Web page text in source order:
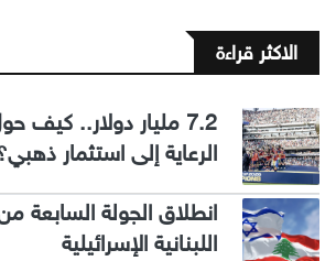
الاكثر قراءة
7.2 مليار دولار.. كيف
الرعاية إلى استثمار
انطلاق الجولة السابعة
اللبنانية الإسرائيلية